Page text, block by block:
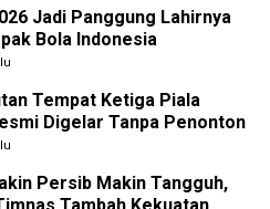
Jadi Panggung Lahirnya
Bola Indonesia
Tempat Ketiga Piala
Digelar Tanpa Penonton
Persib Makin Tangguh,